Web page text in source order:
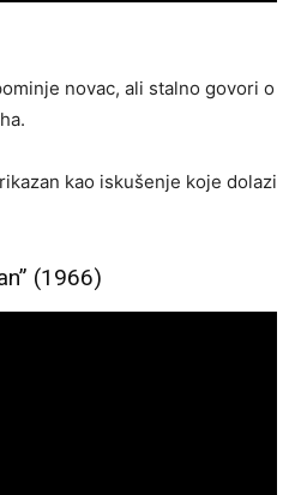
novac, ali stalno govori o
kao iskušenje koje dolazi
(1966)